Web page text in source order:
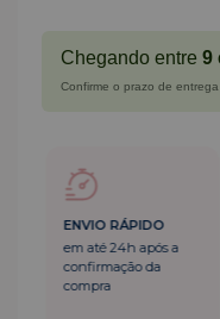
Chegando entre 9
Confirme o prazo de
ENVIO RÁPIDO
em até 24h após a
confirmação da
compra